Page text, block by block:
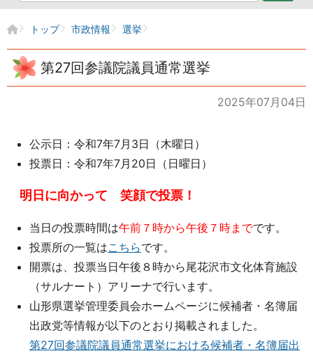
トップ 市政情報 選挙
第27回参議院議員通常選挙
2025年07月04日
公示日：令和7年7月3日（木曜日）
投票日：令和7年7月20日（日曜日）
明日に向かって 笑顔で投票！
当日の投票時間は午前７時から午後７時までです。
投票所の一覧はこちらです。
開票は、投票当日午後８時から尾花沢市文化体育施設
（サルナート）アリーナで行います。
山形県選挙管理委員会ホームページに候補者・名簿届
出政党等情報が以下のとおり掲載されました。
第27回参議院議員通常選挙における候補者・名簿届出